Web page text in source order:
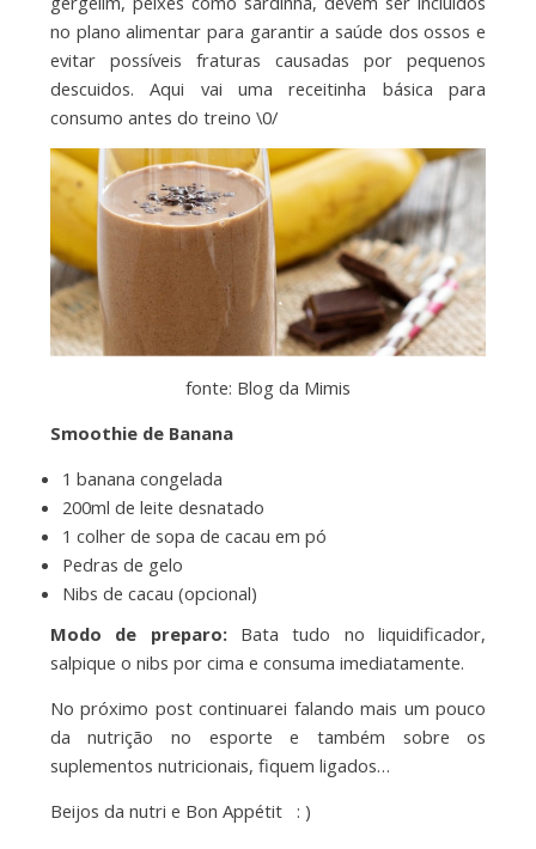
no plano alimentar para garantir a saúde dos ossos e
evitar possíveis fraturas causadas por pequenos
descuidos. Aqui vai uma receitinha básica para
consumo antes do treino \0/
fonte: Blog da Mimis
Smoothie de Banana
1 banana congelada
200ml de leite desnatado
1 colher de sopa de cacau em pó
Pedras de gelo
Nibs de cacau (opcional)
Modo de preparo:Bata tudo no liquidificador,
salpique o nibs por cima e consuma imediatamente.
No próximo post continuarei falando mais um pouco
da nutrição no esporte e também sobre os
suplementos nutricionais, fiquem ligados…
Beijos da nutri e Bon Appétit : )